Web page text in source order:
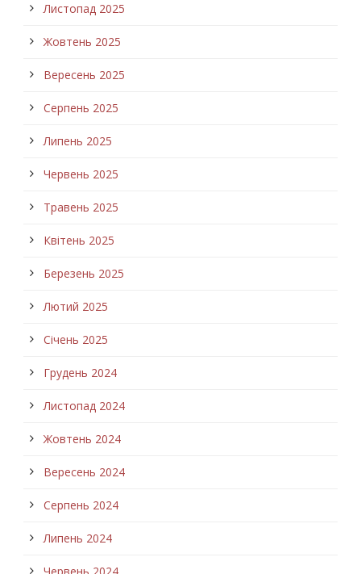
Листопад 2025
Жовтень 2025
Вересень 2025
Серпень 2025
Липень 2025
Червень 2025
Травень 2025
Квітень 2025
Березень 2025
Лютий 2025
Січень 2025
Грудень 2024
Листопад 2024
Жовтень 2024
Вересень 2024
Серпень 2024
Липень 2024